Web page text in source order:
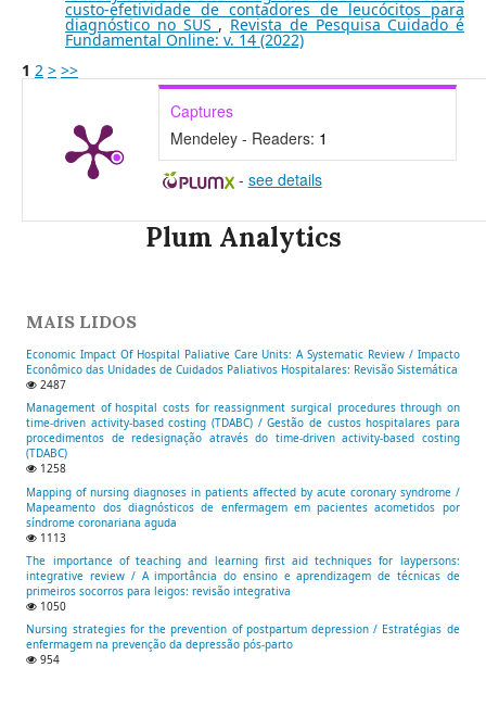
custo-efetividade de contadores de leucócitos para
diagnóstico no SUS , Revista de Pesquisa Cuidado é
Fundamental Online: v. 14 (2022)
1 2 > >>
Captures
Mendeley - Readers: 1
- see details
Plum Analytics
MAIS LIDOS
Economic Impact Of Hospital Paliative Care Units: A Systematic Review / Impacto
Econômico das Unidades de Cuidados Paliativos Hospitalares: Revisão Sistemática
2487
Management of hospital costs for reassignment surgical procedures through on
time-driven activity-based costing (TDABC) / Gestão de custos hospitalares para
procedimentos de redesignação através do time-driven activity-based costing
(TDABC)
1258
Mapping of nursing diagnoses in patients affected by acute coronary syndrome /
Mapeamento dos diagnósticos de enfermagem em pacientes acometidos por
síndrome coronariana aguda
1113
The importance of teaching and learning first aid techniques for laypersons:
integrative review / A importância do ensino e aprendizagem de técnicas de
primeiros socorros para leigos: revisão integrativa
1050
Nursing strategies for the prevention of postpartum depression / Estratégias de
enfermagem na prevenção da depressão pós-parto
954